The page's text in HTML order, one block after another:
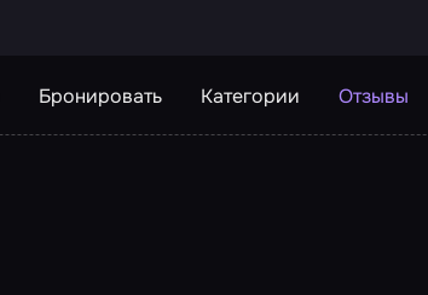
Бронировать Категории Отзывы